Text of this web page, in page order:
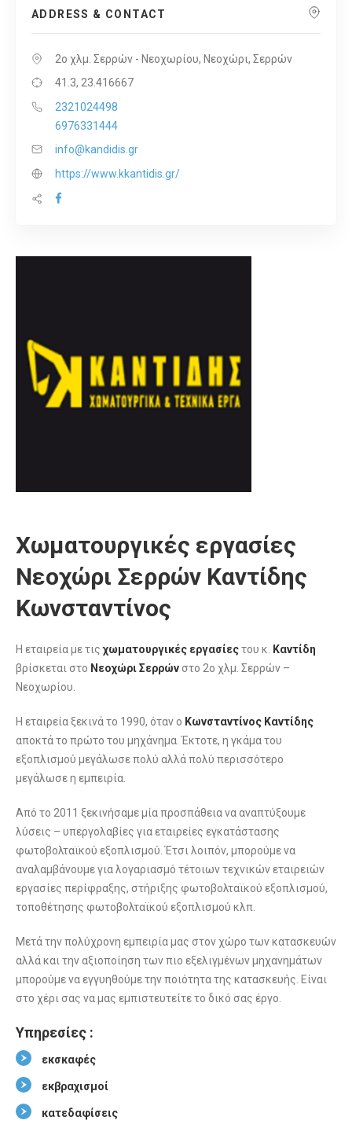
ADDRESS & CONTACT
2ο χλμ. Σερρών - Νεοχωρίου, Νεοχώρι, Σερρών
41.3, 23.416667
2321024498
6976331444
info@kandidis.gr
https://www.kkantidis.gr/
Χωματουργικές εργασίες
Νεοχώρι Σερρών Καντίδης
Κωνσταντίνος
Η εταιρεία με τιςχωματουργικές εργασίεςτου κ. Καντίδη
βρίσκεται στο Νεοχώρι Σερρών στο 2ο χλμ. Σερρών –
Νεοχωρίου.
Η εταιρεία ξεκινά το 1990, όταν ο Κωνσταντίνος Καντίδης
αποκτά το πρώτο του μηχάνημα. Έκτοτε, η γκάμα του
εξοπλισμού μεγάλωσε πολύ αλλά πολύ περισσότερο
μεγάλωσε η εμπειρία.
Από το 2011 ξεκινήσαμε μία προσπάθεια να αναπτύξουμε
λύσεις – υπεργολαβίες για εταιρείες εγκατάστασης
φωτοβολταϊκού εξοπλισμού. Έτσι λοιπόν, μπορούμε να
αναλαμβάνουμε για λογαριασμό τέτοιων τεχνικών εταιρειών
εργασίες περίφραξης, στήριξης φωτοβολταϊκού εξοπλισμού,
τοποθέτησης φωτοβολταϊκού εξοπλισμού κλπ.
Μετά την πολύχρονη εμπειρία μας στον χώρο των κατασκευών
αλλά και την αξιοποίηση των πιο εξελιγμένων μηχανημάτων
μπορούμε να εγγυηθούμε την ποιότητα της κατασκευής. Είναι
στο χέρι σας να μας εμπιστευτείτε το δικό σας έργο.
Υπηρεσίες :
εκσκαφές
εκβραχισμοί
κατεδαφίσεις